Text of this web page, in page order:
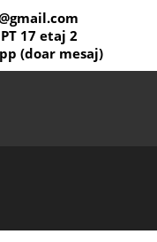
17 etaj 2
(doar mesaj)